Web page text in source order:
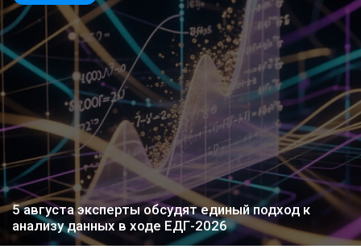
5 августа эксперты обсудят единый подход к
анализу данных в ходе ЕДГ-2026